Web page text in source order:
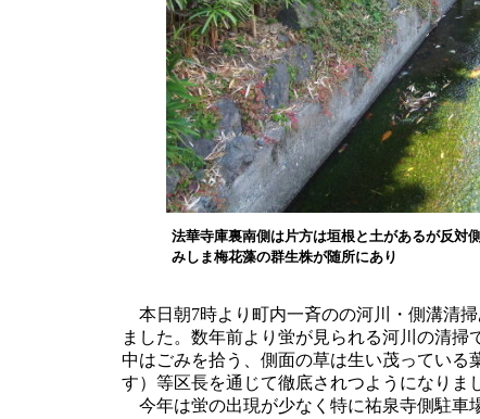
法華寺庫裏南側は片方は垣根と土があるが反対
みしま梅花藻の群生株が随所にあり
本日朝7時より町内一斉のの河川・側溝清
ました。数年前より蛍が見られる河川の清掃
中はごみを拾う、側面の草は生い茂っている
す）等区長を通じて徹底されつようになりま
今年は蛍の出現が少なく特に祐泉寺側駐車